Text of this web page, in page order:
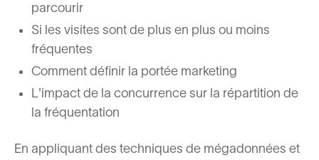
parcourir
Si les visites sont de plus en plus ou moins
fréquentes
Comment définir la portée marketing
L'impact de la concurrence sur la répartition de
la fréquentation
En appliquant des techniques de mégadonnées et